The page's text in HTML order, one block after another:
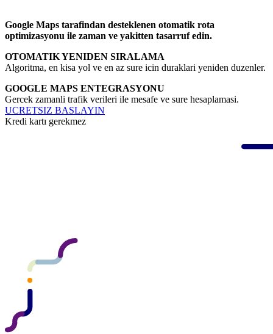
Google Maps tarafindan desteklenen otomatik rota
optimizasyonu ile zaman ve yakitten tasarruf edin.
OTOMATIK YENIDEN SIRALAMA
Algoritma, en kisa yol ve en az sure icin duraklari yeniden duzenler.
GOOGLE MAPS ENTEGRASYONU
Gercek zamanli trafik verileri ile mesafe ve sure hesaplamasi.
UCRETSIZ BASLAYIN
Kredi kartı gerekmez